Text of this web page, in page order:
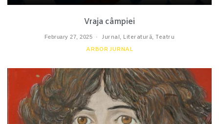
Vraja câmpiei
February 27, 2025 Jurnal Literatură ,Teatru
ARBOR JURNAL